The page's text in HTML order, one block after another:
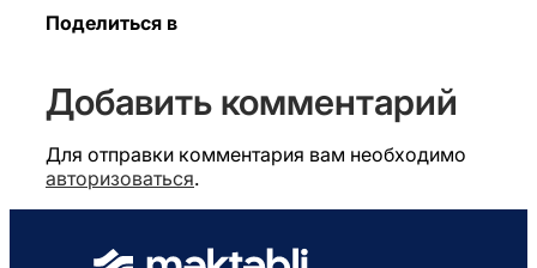
Поделиться в
Добавить комментарий
Для отправки комментария вам необходимо
авторизоваться.